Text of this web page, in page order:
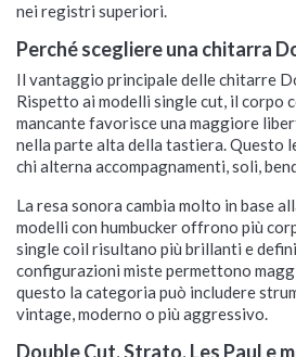
nei registri superiori.
Perché scegliere una chitarra
Il vantaggio principale delle chitarre
Rispetto ai modelli single cut, il corpo
mancante favorisce una maggiore
nella parte alta della tastiera. Questo
chi alterna accompagnamenti, soli,
La resa sonora cambia molto in base
modelli con humbucker offrono più
single coil risultano più brillanti e
configurazioni miste permettono
questo la categoria può includere
vintage, moderno o più aggressivo.
Double Cut, Strato, Les Paul e